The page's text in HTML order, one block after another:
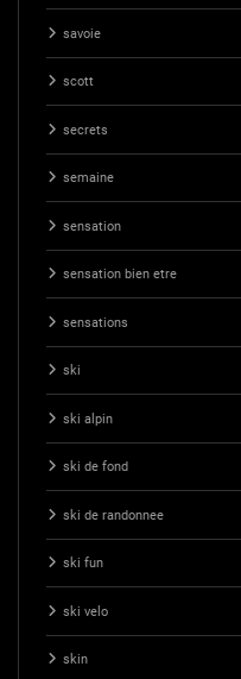
savoie
scott
secrets
semaine
sensation
sensation bien etre
sensations
ski
ski alpin
ski de fond
ski de randonnee
ski fun
ski velo
skin